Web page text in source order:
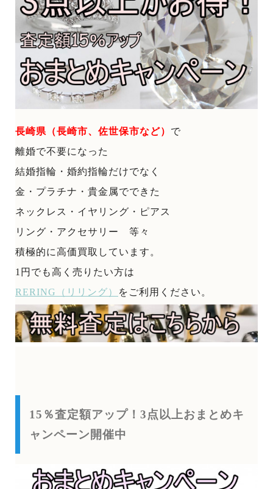
長崎県（長崎市、佐世保市など） で
離婚で不要になった
結婚指輪・婚約指輪だけでなく
金・プラチナ・貴金属でできた
ネックレス・イヤリング・ピアス
リング・アクセサリー 等々
積極的に高価買取しています。
1円でも高く売りたい方は
RERING（リリング）
をご利用ください。
15％査定額アップ！3点以上おまとめキ
ャンペーン開催中